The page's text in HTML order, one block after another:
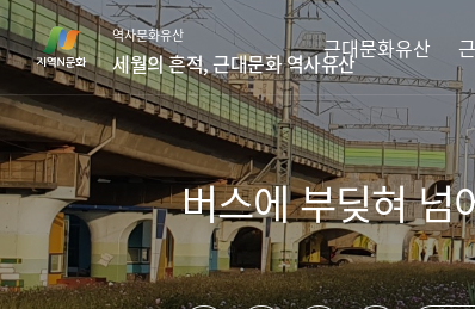
컨
텐
츠
영
역
바
로
하
단
영
역
바
로
가
역사문화유산
세월의 흔적, 근대문화 역사유산
근대문화유산
버스에 부딪혀 넘